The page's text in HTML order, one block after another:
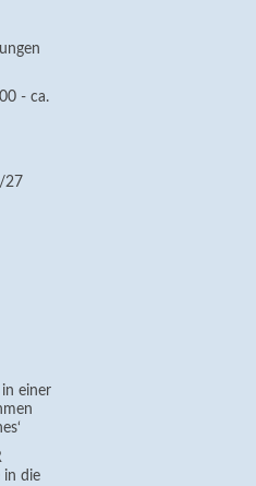
- ca.
27
in einer
in die